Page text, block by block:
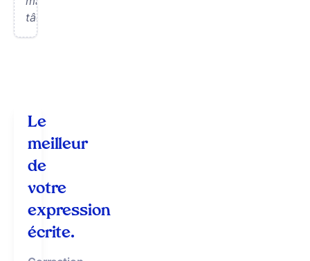
tâche.
Le
meilleur
de
votre
expression
écrite.